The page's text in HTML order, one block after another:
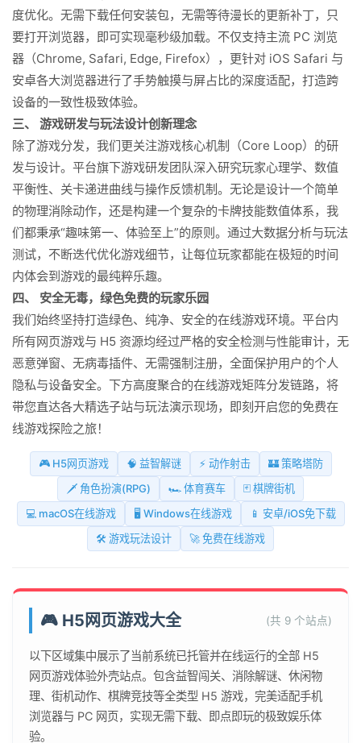
度优化。无需下载任何安装包，无需等待漫长的更新补丁，只
要打开浏览器，即可实现毫秒级加载。不仅支持主流 PC 浏览
器（Chrome, Safari, Edge, Firefox），更针对 iOS Safari 与
安卓各大浏览器进行了手势触摸与屏占比的深度适配，打造跨
设备的一致性极致体验。
三、 游戏研发与玩法设计创新理念
除了游戏分发，我们更关注游戏核心机制（Core Loop）的研
发与设计。平台旗下游戏研发团队深入研究玩家心理学、数值
平衡性、关卡递进曲线与操作反馈机制。无论是设计一个简单
的物理消除动作，还是构建一个复杂的卡牌技能数值体系，我
们都秉承“趣味第一、体验至上”的原则。通过大数据分析与玩法
测试，不断迭代优化游戏细节，让每位玩家都能在极短的时间
内体会到游戏的最纯粹乐趣。
四、 安全无毒，绿色免费的玩家乐园
我们始终坚持打造绿色、纯净、安全的在线游戏环境。平台内
所有网页游戏与 H5 资源均经过严格的安全检测与性能审计，无
恶意弹窗、无病毒插件、无需强制注册，全面保护用户的个人
隐私与设备安全。下方高度聚合的在线游戏矩阵分发链路，将
带您直达各大精选子站与玩法演示现场，即刻开启您的免费在
线游戏探险之旅！
🎮 H5网页游戏 🧠 益智解谜 ⚡ 动作射击
🏰 策略塔防
🗡️ 角色扮演(RPG)
🏎️ 体育赛车
🃏 棋牌街机
💻 macOS在线游戏
🖥️ Windows在线游戏
📱 安卓/iOS免下载
🛠️ 游戏玩法设计
🚀 免费在线游戏
🎮 H5网页游戏大全 (共 9 个站点)
以下区域集中展示了当前系统已托管并在线运行的全部 H5
网页游戏体验外壳站点。包含益智闯关、消除解谜、休闲物
理、街机动作、棋牌竞技等全类型 H5 游戏，完美适配手机
浏览器与 PC 网页，实现无需下载、即点即玩的极致娱乐体
验。